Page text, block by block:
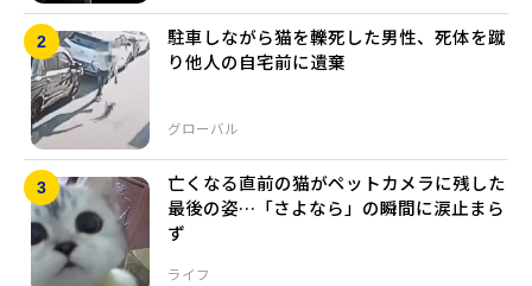
グローバル
駐車しながら猫を轢死した男性、死体を蹴
り他人の自宅前に遺棄
ライフ
亡くなる直前の猫がペットカメラに残した
最後の姿…「さよなら」の瞬間に涙止まら
ず